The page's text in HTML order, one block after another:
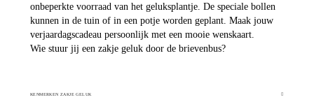
onbeperkte voorraad van het geluksplantje. De speciale bollen
kunnen in de tuin of in een potje worden geplant. Maak jouw
verjaardagscadeau persoonlijk met een mooie wenskaart.
Wie stuur jij een zakje geluk door de brievenbus?
KENMERKEN ZAKJE GELUK